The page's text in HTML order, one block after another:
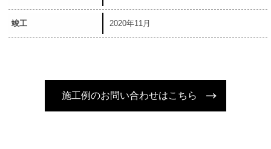
竣工 2020年11月
施工例のお問い合わせはこちら